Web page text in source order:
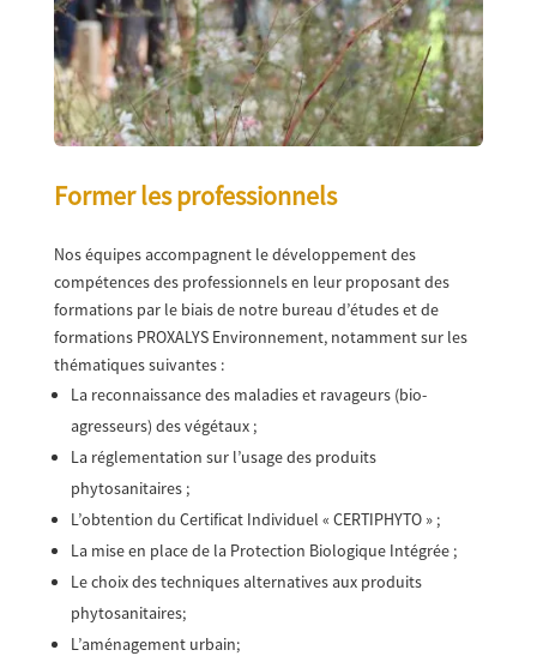
Former les professionnels
Nos équipes accompagnent le développement des
compétences des professionnels en leur proposant des
formations par le biais de notre bureau d’études et de
formations PROXALYS Environnement, notamment sur les
thématiques suivantes :
La reconnaissance des maladies et ravageurs (bio-
agresseurs) des végétaux ;
La réglementation sur l’usage des produits
phytosanitaires ;
L’obtention du Certificat Individuel « CERTIPHYTO » ;
La mise en place de la Protection Biologique Intégrée ;
Le choix des techniques alternatives aux produits
phytosanitaires;
L’aménagement urbain;